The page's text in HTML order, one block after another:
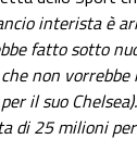
interista è
fatto sotto
non
il suo
di 25 milioni